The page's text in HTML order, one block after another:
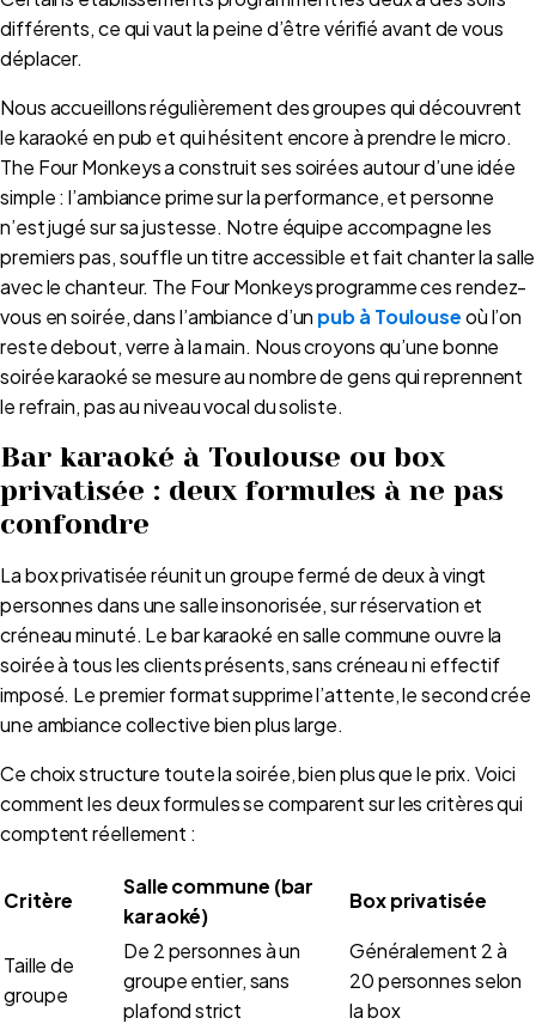
différents, ce qui vaut la peine d’être vérifié avant de vous
déplacer.
Nous accueillons régulièrement des groupes qui découvrent
le karaoké en pub et qui hésitent encore à prendre le micro.
The Four Monkeys a construit ses soirées autour d’une idée
simple : l’ambiance prime sur la performance, et personne
n’est jugé sur sa justesse. Notre équipe accompagne les
premiers pas, souffle un titre accessible et fait chanter la salle
avec le chanteur. The Four Monkeys programme ces rendez-
vous en soirée, dans l’ambiance d’un pub à Toulouseoù l’on
reste debout, verre à la main. Nous croyons qu’une bonne
soirée karaoké se mesure au nombre de gens qui reprennent
le refrain, pas au niveau vocal du soliste.
Bar karaoké à Toulouse ou box
privatisée : deux formules à ne pas
confondre
La box privatisée réunit un groupe fermé de deux à vingt
personnes dans une salle insonorisée, sur réservation et
créneau minuté. Le bar karaoké en salle commune ouvre la
soirée à tous les clients présents, sans créneau ni effectif
imposé. Le premier format supprime l’attente, le second crée
une ambiance collective bien plus large.
Ce choix structure toute la soirée, bien plus que le prix. Voici
comment les deux formules se comparent sur les critères qui
comptent réellement :
Critère
Salle commune (bar
karaoké)
Box privatisée
Taille de
groupe
De 2 personnes à un
groupe entier, sans
plafond strict
Généralement 2 à
20 personnes selon
la box